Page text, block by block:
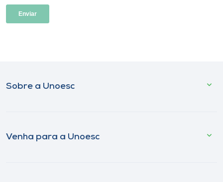
Sobre a Unoesc
Venha para a Unoesc